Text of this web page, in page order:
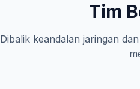
Tim
Dibalik keandalan jaringan